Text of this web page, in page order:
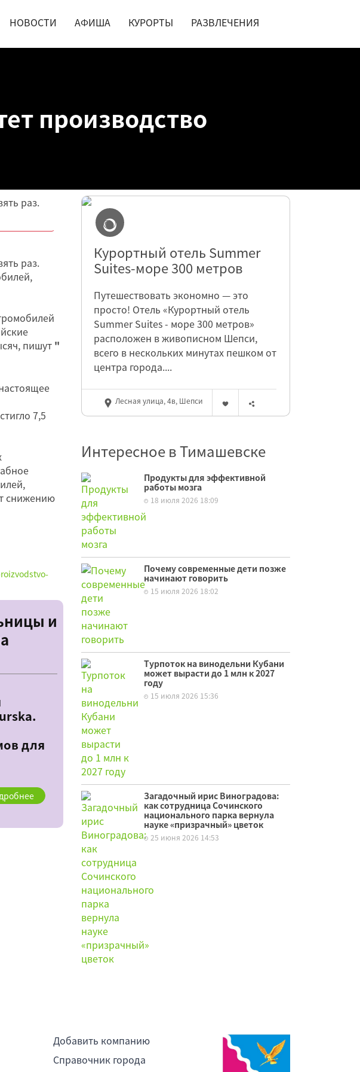
НОВОСТИ АФИША КУРОРТЫ РАЗВЛЕЧЕНИЯ
производство
раз.
раз.
пишут "
7,5
снижению
и
для
Курортный отель Summer
Suites-море 300 метров
Путешествовать экономно — это
просто! Отель «Курортный отель
Summer Suites - море 300 метров»
расположен в живописном Шепси,
всего в нескольких минутах пешком от
центра города....
Лесная улица, 4в, Шепси
Интересное в Тимашевске
Продукты для эффективной
работы мозга
18 июля 2026 18:09
Почему современные дети позже
начинают говорить
15 июля 2026 18:02
Турпоток на винодельни Кубани
может вырасти до 1 млн к 2027
году
15 июля 2026 15:36
Загадочный ирис Виноградова:
как сотрудница Сочинского
национального парка вернула
науке «призрачный» цветок
25 июня 2026 14:53
Добавить компанию
Справочник города